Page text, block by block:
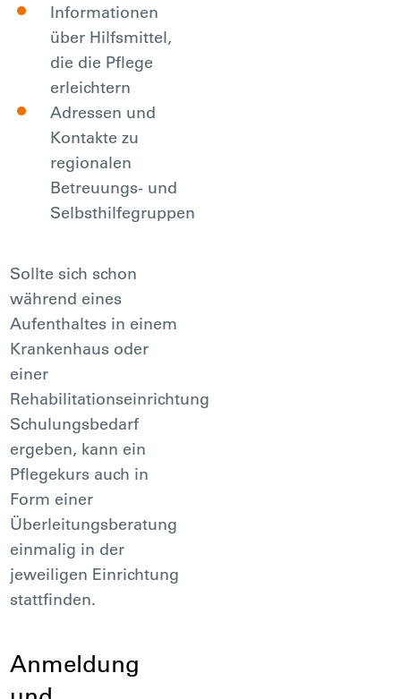
Informationen
über Hilfsmittel,
die die Pflege
erleichtern
Adressen und
Kontakte zu
regionalen
Betreuungs- und
Selbsthilfegruppen
Sollte sich schon
während eines
Aufenthaltes in einem
Krankenhaus oder
einer
Rehabilitationseinrichtung
Schulungsbedarf
ergeben, kann ein
Pflegekurs auch in
Form einer
Überleitungsberatung
einmalig in der
jeweiligen Einrichtung
stattfinden.
Anmeldung